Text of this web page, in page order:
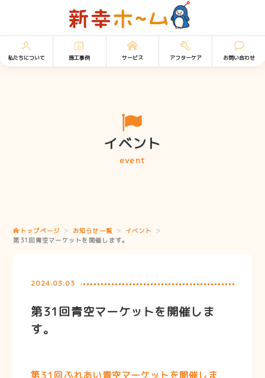
私たちについて 施工事例 サービス アフターケア お問い合わせ
イベント
event
トップページ お知らせ一覧
イベント
第31回青空マーケットを開催します。
第31回青空マーケットを開催しま
す。
2024.03.03
第31回ふれあい青空マーケットを開催しま